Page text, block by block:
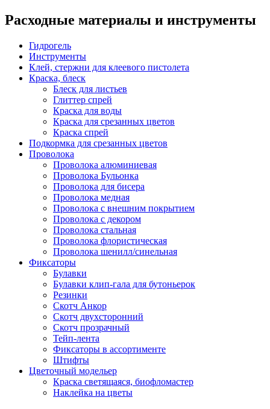
Расходные материалы и инструменты
Гидрогель
Инструменты
Клей, стержни для клеевого пистолета
Краска, блеск
Блеск для листьев
Глиттер спрей
Краска для воды
Краска для срезанных цветов
Краска спрей
Подкормка для срезанных цветов
Проволока
Проволока алюминиевая
Проволока Бульонка
Проволока для бисера
Проволока медная
Проволока с внешним покрытием
Проволока с декором
Проволока стальная
Проволока флористическая
Проволока шенилл/синельная
Фиксаторы
Булавки
Булавки клип-гала для бутоньерок
Резинки
Скотч Анкор
Скотч двухсторонний
Скотч прозрачный
Тейп-лента
Фиксаторы в ассортименте
Штифты
Цветочный модельер
Краска светящаяся, биофломастер
Наклейка на цветы